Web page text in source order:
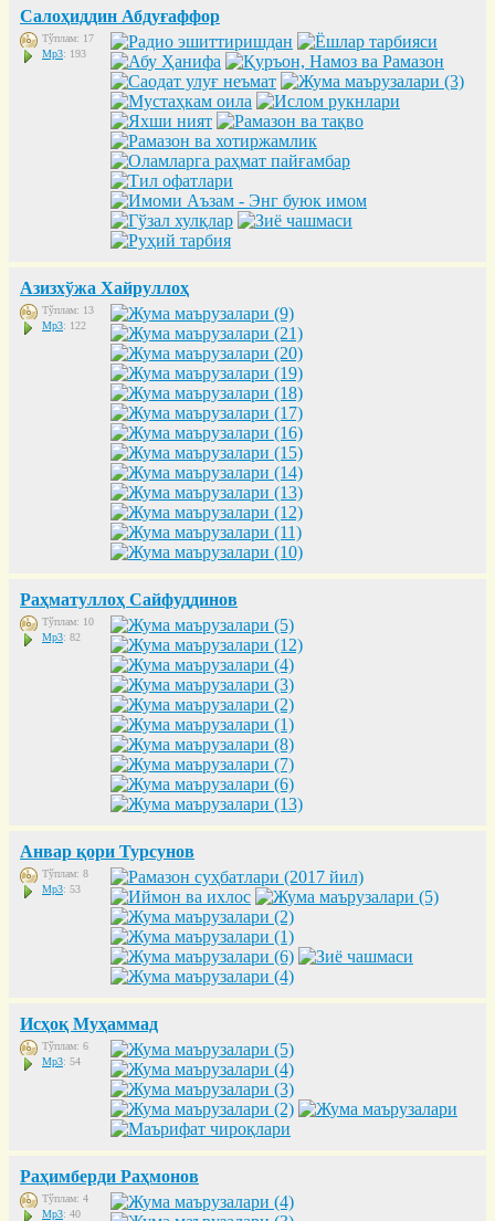
Салоҳиддин Абдуғаффор
Тўплам: 17
Mp3: 193
Азизхўжа Хайруллоҳ
Тўплам: 13
Mp3: 122
Раҳматуллоҳ Сайфуддинов
Тўплам: 10
Mp3: 82
Анвар қори Турсунов
Тўплам: 8
Mp3: 53
Исҳоқ Муҳаммад
Тўплам: 6
Mp3: 54
Раҳимберди Раҳмонов
Тўплам: 4
Mp3: 40